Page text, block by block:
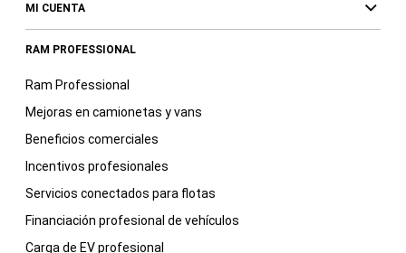
MI CUENTA
RAM PROFESSIONAL
Ram Professional
Mejoras en camionetas y vans
Beneficios comerciales
Incentivos profesionales
Servicios conectados para flotas
Financiación profesional de vehículos
Carga de EV profesional